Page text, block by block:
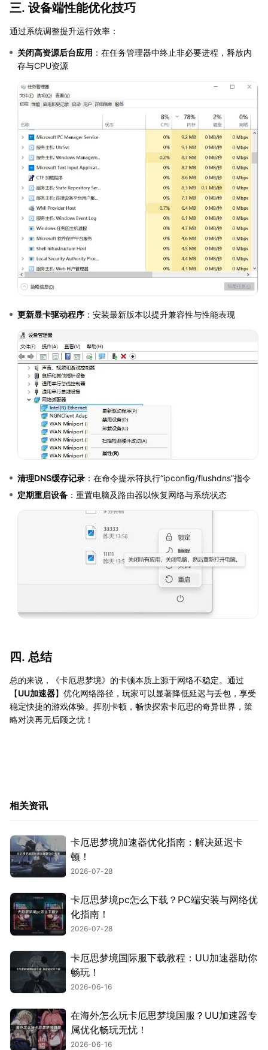
三. 设备端性能优化技巧
通过系统调整提升运行效率：
关闭高资源后台应用 ：在任务管理器中终止非必要进程，释放内
存与CPU资源
更新显卡驱动程序 ：安装最新版本以提升兼容性与性能表现
清理DNS缓存记录 ：在命令提示符执行“ipconfig/flushdns”指令
定期重启设备 ：重置电脑及路由器以恢复网络与系统状态
四. 总结
总的来说，《卡厄思梦境》的卡顿本质上源于网络不稳定。通过
【UU加速器】优化网络路径，玩家可以显著降低延迟与丢包，享受
稳定快捷的游戏体验。挥别卡顿，畅快探索卡厄思的奇异世界，策
略对决再无后顾之忧！
相关资讯
卡厄思梦境加速器优化指南：解决延迟卡
顿！
2026-07-28
卡厄思梦境pc怎么下载？PC端安装与网络优
化指南！
2026-07-28
卡厄思梦境国际服下载教程：UU加速器助你
畅玩！
2026-06-16
在海外怎么玩卡厄思梦境国服？UU加速器专
属优化畅玩无忧！
2026-06-16